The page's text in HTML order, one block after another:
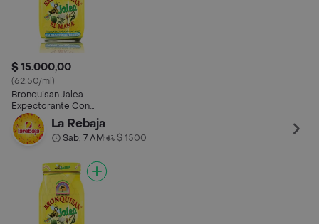
$ 15.000,00
(62.50/ml)
Bronquisan Jalea
Expectorante Con
Totumo
La Rebaja
Sab, 7 AM• $ 1500